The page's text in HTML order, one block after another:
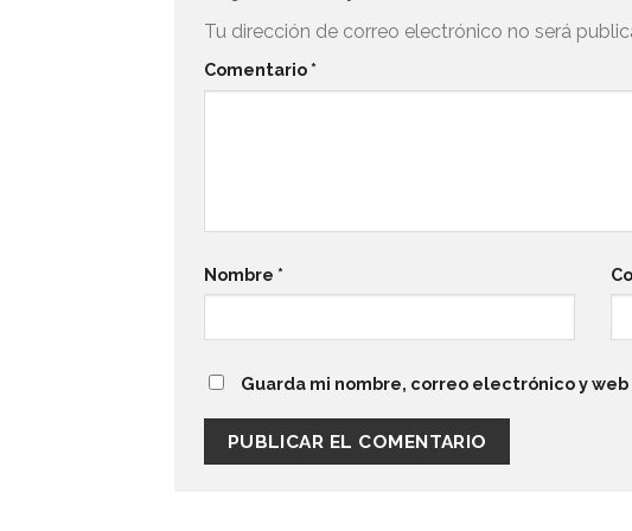
Tu dirección de correo electrónico no será
Comentario *
Nombre *
Guarda mi nombre, correo electrónico y